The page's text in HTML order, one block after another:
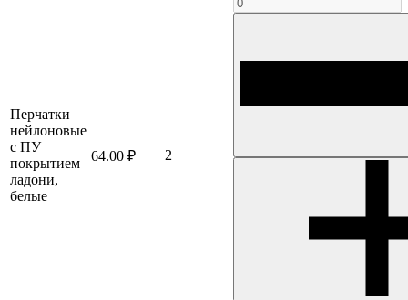
Перчатки
нейлоновые
с ПУ
покрытием
ладони,
белые
64.00 ₽ 2